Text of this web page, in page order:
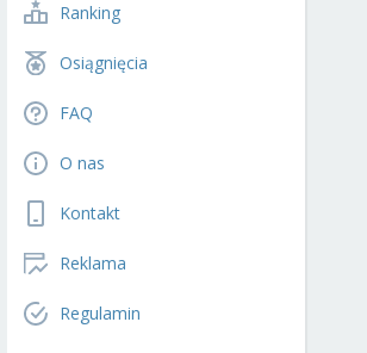
Ranking
Osiągnięcia
FAQ
O nas
Kontakt
Reklama
Regulamin